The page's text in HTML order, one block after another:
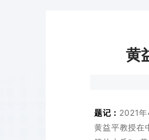
黄
题记： 2021
黄益平教授在